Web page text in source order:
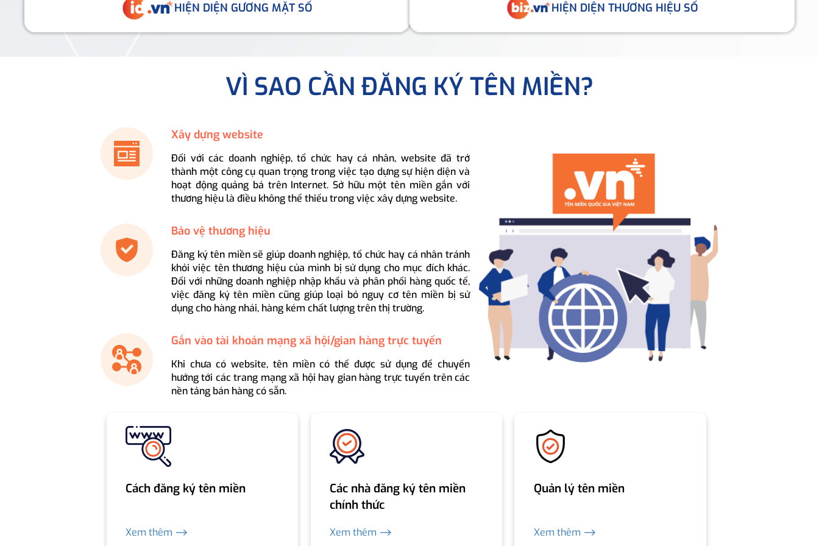
HIỆN DIỆN GƯƠNG MẶT SỐ HIỆN DIỆN THƯƠNG HIỆU SỐ
VÌ SAO CẦN ĐĂNG KÝ TÊN MIỀN?
Xây dựng website
Đối với các doanh nghiệp, tổ chức hay cá nhân, website đã trở
thành một công cụ quan trọng trong việc tạo dựng sự hiện diện và
hoạt động quảng bá trên Internet. Sở hữu một tên miền gắn với
thương hiệu là điều không thể thiếu trong việc xây dựng website.
Bảo vệ thương hiệu
Đăng ký tên miền sẽ giúp doanh nghiệp, tổ chức hay cá nhân tránh
khỏi việc tên thương hiệu của mình bị sử dụng cho mục đích khác.
Đối với những doanh nghiệp nhập khẩu và phân phối hàng quốc tế,
việc đăng ký tên miền cũng giúp loại bỏ nguy cơ tên miền bị sử
dụng cho hàng nhái, hàng kém chất lượng trên thị trường.
Gắn vào tài khoản mạng xã hội/gian hàng trực tuyến
Khi chưa có website, tên miền có thể được sử dụng để chuyển
hướng tới các trang mạng xã hội hay gian hàng trực tuyến trên các
nền tảng bán hàng có sẵn.
Cách đăng ký tên miền
Xem thêm ⟶
Các nhà đăng ký tên miền
chính thức
Xem thêm ⟶
Quản lý tên miền
Xem thêm ⟶